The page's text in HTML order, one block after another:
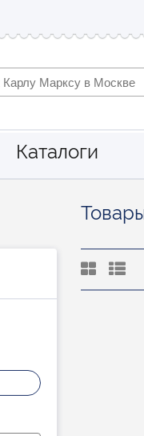
Каталоги